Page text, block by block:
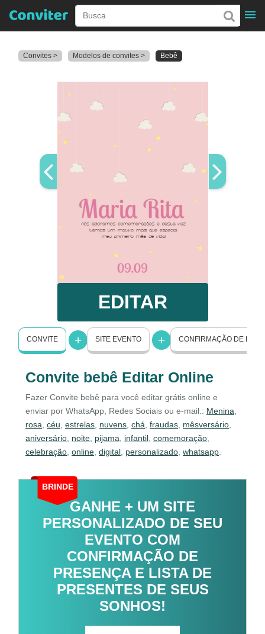
Convites > Modelos de convites > Bebê
EDITAR
CONVITE SITE EVENTO CONFIRMAÇÃO DE
Convite bebê Editar Online
Fazer Convite bebê para você editar grátis online e
enviar por WhatsApp, Redes Sociais ou e-mail.: Menina
rosa céu estrelas nuvens chá fraudas mêsversário
aniversário noite pijama infantil comemoração
celebração online digital personalizado whatsapp
BRINDE
GANHE + UM SITE
PERSONALIZADO DE SEU
EVENTO COM
CONFIRMAÇÃO DE
PRESENÇA E LISTA DE
PRESENTES DE SEUS
SONHOS!